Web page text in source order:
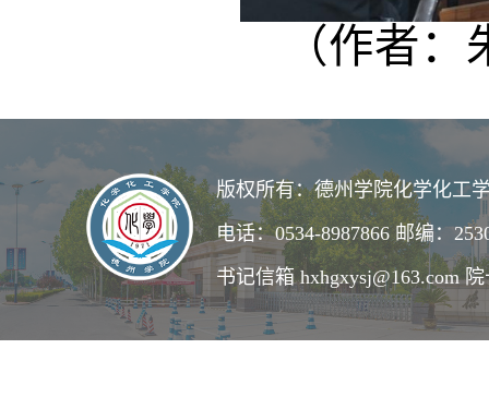
（作者
版权所有：德州学院化学化工
电话：0534-8987866 邮编：
书记信箱 hxhgxysj@163.com